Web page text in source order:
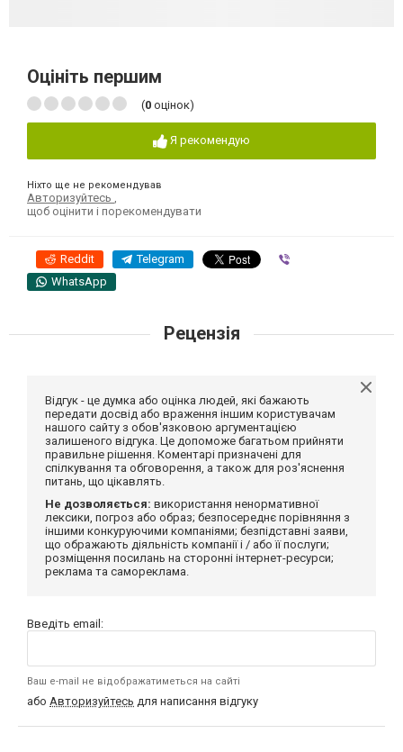
Оцініть першим
(0 оцінок)
Я рекомендую
Ніхто ще не рекомендував
Авторизуйтесь
щоб оцінити і порекомендувати
Reddit Telegram
WhatsApp
Рецензія
Відгук - це думка або оцінка людей, які бажають
передати досвід або враження іншим користувачам
нашого сайту з обов'язковою аргументацією
залишеного відгука. Це допоможе багатьом прийняти
правильне рішення. Коментарі призначені для
спілкування та обговорення, а також для роз'яснення
питань, що цікавлять.
Не дозволяється: використання ненормативної
лексики, погроз або образ; безпосереднє порівняння з
іншими конкуруючими компаніями; безпідставні заяви,
що ображають діяльність компанії і / або її послуги;
розміщення посилань на сторонні інтернет-ресурси;
реклама та самореклама.
Введіть email:
Ваш e-mail не відображатиметься на сайті
або Авторизуйтесь для написання відгуку